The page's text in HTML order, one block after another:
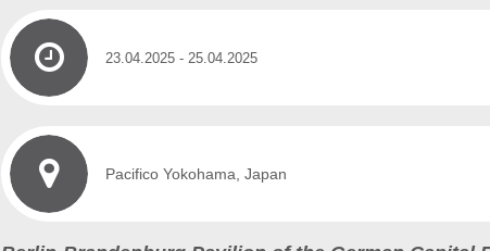
23.04.2025 - 25.04.2025
Pacifico Yokohama, Japan